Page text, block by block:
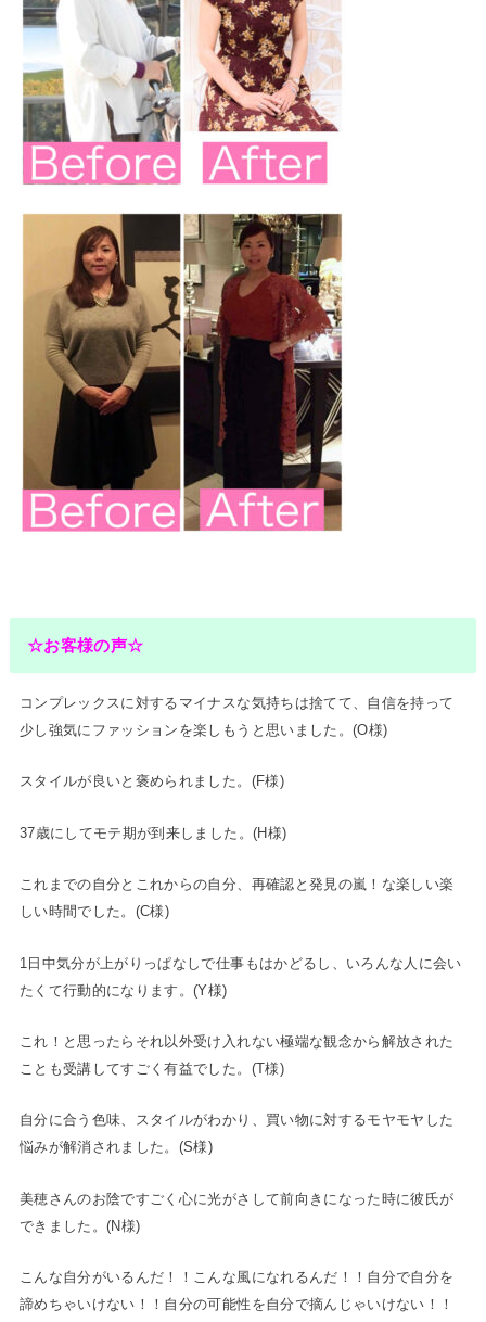
☆お客様の声☆
コンプレックスに対するマイナスな気持ちは捨てて、自信を持って
少し強気にファッションを楽しもうと思いました。(O様)
スタイルが良いと褒められました。(F様)
37歳にしてモテ期が到来しました。(H様)
これまでの自分とこれからの自分、再確認と発見の嵐！な楽しい楽
しい時間でした。(C様)
1日中気分が上がりっぱなしで仕事もはかどるし、いろんな人に会い
たくて行動的になります。(Y様)
これ！と思ったらそれ以外受け入れない極端な観念から解放された
ことも受講してすごく有益でした。(T様)
自分に合う色味、スタイルがわかり、買い物に対するモヤモヤした
悩みが解消されました。(S様)
美穂さんのお陰ですごく心に光がさして前向きになった時に彼氏が
できました。(N様)
こんな自分がいるんだ！！こんな風になれるんだ！！自分で自分を
諦めちゃいけない！！自分の可能性を自分で摘んじゃいけない！！